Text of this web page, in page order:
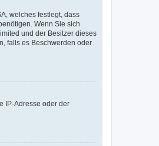
welches festlegt, dass
Wenn Sie sich
und der Besitzer dieses
falls es Beschwerden oder
IP-Adresse oder der